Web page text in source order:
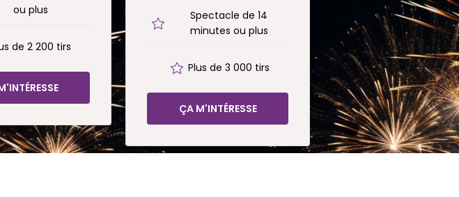
ou plus
de 2 200 tirs
Spectacle de 14
minutes ou plus
Plus de 3 000 tirs
ÇA M'INTÉRESSE